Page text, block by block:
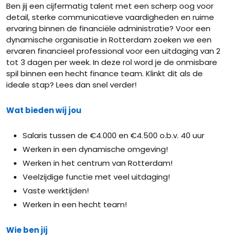
Ben jij een cijfermatig talent met een scherp oog voor
detail, sterke communicatieve vaardigheden en ruime
ervaring binnen de financiële administratie? Voor een
dynamische organisatie in Rotterdam zoeken we een
ervaren financieel professional voor een uitdaging van 2
tot 3 dagen per week. In deze rol word je de onmisbare
spil binnen een hecht finance team. Klinkt dit als de
ideale stap? Lees dan snel verder!
Wat bieden wij jou
Salaris tussen de €4.000 en €4.500 o.b.v. 40 uur
Werken in een dynamische omgeving!
Werken in het centrum van Rotterdam!
Veelzijdige functie met veel uitdaging!
Vaste werktijden!
Werken in een hecht team!
Wie ben jij